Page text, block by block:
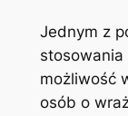
Jednym z
możliwość
osób⁤ o